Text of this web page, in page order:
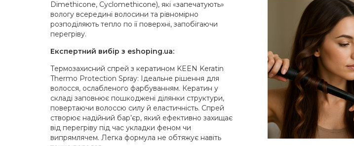
Dimethicone, Cyclomethicone), які «запечатують»
вологу всередині волосини та рівномірно
розподіляють тепло по її поверхні, запобігаючи
перегріву.
Експертний вибір з eshoping.ua:
Термозахисний спрей з кератином KEEN Keratin
Thermo Protection Spray: Ідеальне рішення для
волосся, ослабленого фарбуванням. Кератин у
складі заповнює пошкоджені ділянки структури,
повертаючи волоссю силу й еластичність. Спрей
створює надійний бар’єр, який ефективно захищає
від перегріву під час укладки феном чи
випрямлячем. Легка формула не обтяжує навіть